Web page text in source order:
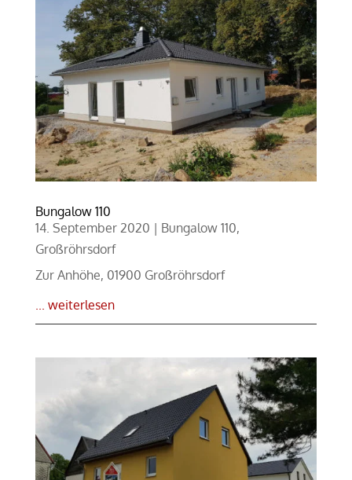
Bungalow 110
14. September 2020 | Bungalow 110,
Großröhrsdorf
Zur Anhöhe, 01900 Großröhrsdorf
... weiterlesen